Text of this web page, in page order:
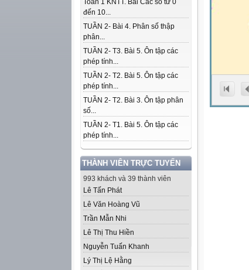
Toán 1 KNTT. Bài Các số từ 0
đến 10...
TUẦN 2- Bài 4. Phân số thập
phân...
TUẦN 2- T3. Bài 5. Ôn tập các
phép tính...
TUẦN 2- T2. Bài 5. Ôn tập các
phép tính...
TUẦN 2- T2. Bài 3. Ôn tập phân
số...
TUẦN 2- T1. Bài 5. Ôn tập các
phép tính...
THÀNH VIÊN TRỰC TUYẾN
993 khách và 39 thành viên
Lê Tấn Phát
Lê Văn Hoàng Vũ
Trần Mẫn Nhi
Lê Thị Thu Hiền
Nguyễn Tuấn Khanh
Lý Thị Lệ Hằng